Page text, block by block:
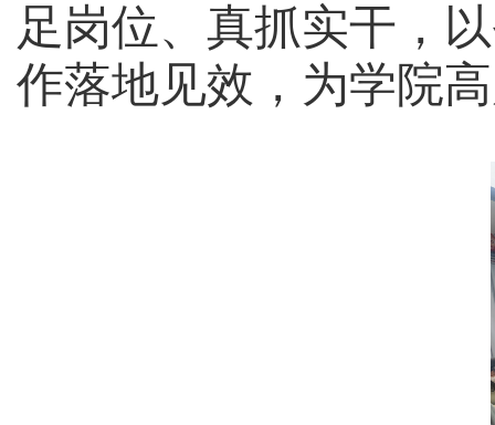
足岗位、真抓实干，
作落地见效，为学院